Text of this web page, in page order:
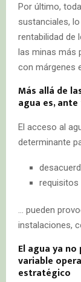
Por último,
sustanciales,
rentabilidad de
las minas más
con márgenes
Más allá de
agua es,
El acceso al
determinante
requisitos
… pueden
instalaciones,
El agua ya
variable
estratégico